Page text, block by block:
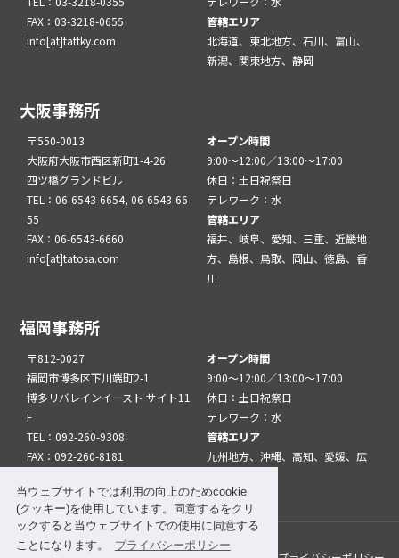
当ウェブサイトでは利用の向上のためcookie
(クッキー)を使用しています。同意するをクリ
ックすると当ウェブサイトでの使用に同意する
ことになります。
プライバシーポリシー
FAX：03-3218-0655
info[at]tattky.com
管轄エリア
北海道、東北地方、石川、富山、
新潟、関東地方、静岡
大阪事務所
〒550-0013
大阪府大阪市西区新町1-4-26
四ツ橋グランドビル
TEL：06-6543-6654, 06-6543-66
55
FAX：06-6543-6660
info[at]tatosa.com
オープン時間
9:00～12:00／13:00～17:00
休日：土日祝祭日
テレワーク：水
管轄エリア
福井、岐阜、愛知、三重、近畿地
方、島根、鳥取、岡山、徳島、香
川
福岡事務所
〒812-0027
福岡市博多区下川端町2-1
博多リバレインイースト サイト11
F
TEL：092-260-9308
FAX：092-260-8181
オープン時間
9:00～12:00／13:00～17:00
休日：土日祝祭日
テレワーク：水
管轄エリア
九州地方、沖縄、高知、愛媛、広